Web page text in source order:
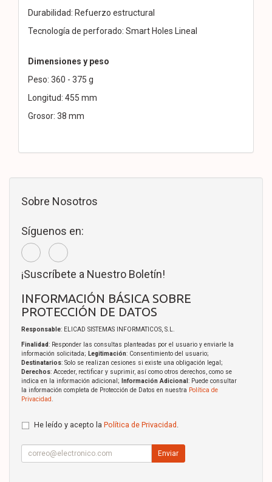
Durabilidad: Refuerzo estructural
Tecnología de perforado: Smart Holes Lineal
Dimensiones y peso
Peso: 360 - 375 g
Longitud: 455 mm
Grosor: 38 mm
Sobre Nosotros
Síguenos en:
¡Suscríbete a Nuestro Boletín!
INFORMACIÓN BÁSICA SOBRE
PROTECCIÓN DE DATOS
Responsable: ELICAD SISTEMAS INFORMATICOS, S.L.
Finalidad: Responder las consultas planteadas por el usuario y enviarle la
información solicitada; Legitimación: Consentimiento del usuario;
Destinatarios: Solo se realizan cesiones si existe una obligación legal;
Derechos: Acceder, rectificar y suprimir, así como otros derechos, como se
indica en la información adicional;
Información Adicional : Puede consultar
la información completa de Protección de Datos en nuestra Política de
Privacidad
He leído y acepto la Política de Privacidad
Enviar